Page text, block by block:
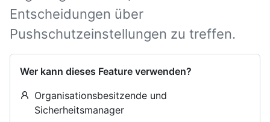
Entscheidungen über
Pushschutzeinstellungen zu treffen.
Wer kann dieses Feature verwenden?
Organisationsbesitzende und
Sicherheitsmanager